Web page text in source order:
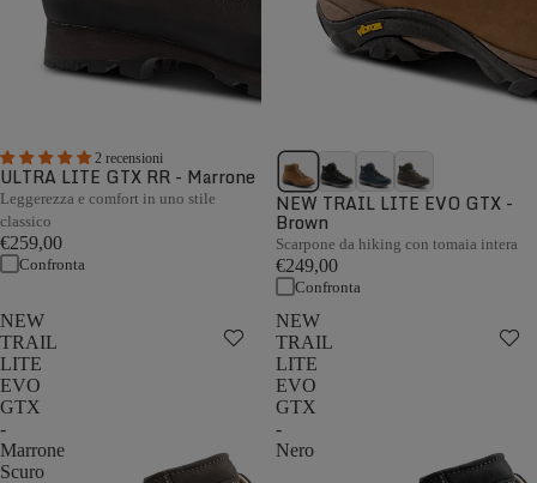
2 recensioni
ULTRA LITE GTX RR - Marrone
Leggerezza e comfort in uno stile
classico
€259,00
Confronta
NEW TRAIL LITE EVO GTX -
Brown
Scarpone da hiking con tomaia intera
€249,00
Confronta
NEW
TRAIL
LITE
EVO
GTX
-
Marrone
Scuro
NEW
TRAIL
LITE
EVO
GTX
-
Nero